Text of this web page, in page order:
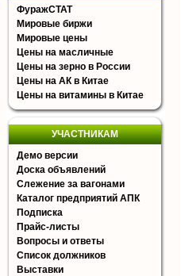
ФуражСТАТ
Мировые биржи
Мировые цены
Цены на масличные
Цены на зерно в России
Цены на АК в Китае
Цены на витамины в Китае
УЧАСТНИКАМ
Демо версии
Доска объявлений
Слежение за вагонами
Каталог предприятий АПК
Подписка
Прайс-листы
Вопросы и ответы
Список должников
Выставки